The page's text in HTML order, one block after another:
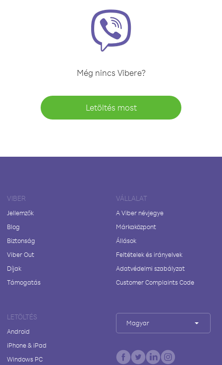
Még nincs Vibere?
Letöltés most
VIBER
Jellemzők
Blog
Biztonság
Viber Out
Díjak
Támogatás
VÁLLALAT
A Viber névjegye
Márkaközpont
Állások
Feltételek és irányelvek
Adatvédelmi szabályzat
Customer Complaints Code
LETÖLTÉS
Android
iPhone & iPad
Windows PC
Magyar